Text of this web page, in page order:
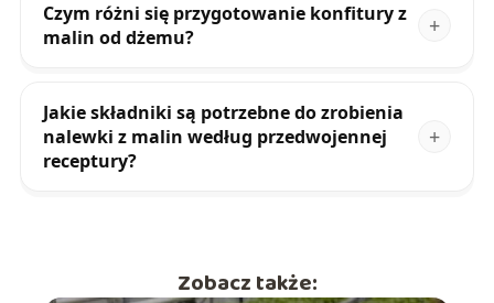
Czym różni się przygotowanie konfitury z
malin od dżemu?
Jakie składniki są potrzebne do zrobienia
nalewki z malin według przedwojennej
receptury?
Zobacz także: